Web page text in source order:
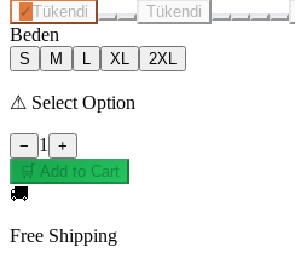
✓ Tükendi Tükendi
Beden
S M XL 2XL
⚠ Select Option
− 1
+
🛒 Add to Cart
🚚
Free Shipping